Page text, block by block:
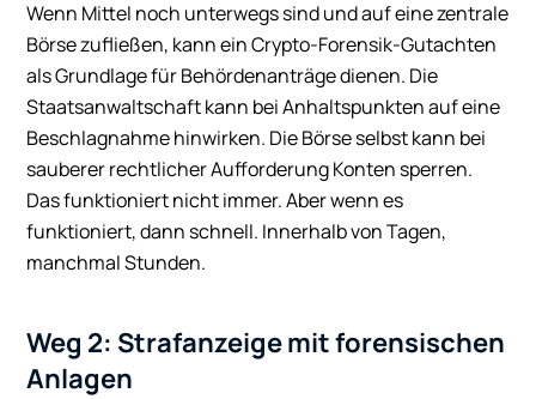
Wenn Mittel noch unterwegs sind und auf eine zentrale
Börse zufließen, kann ein Crypto-Forensik-Gutachten
als Grundlage für Behördenanträge dienen. Die
Staatsanwaltschaft kann bei Anhaltspunkten auf eine
Beschlagnahme hinwirken. Die Börse selbst kann bei
sauberer rechtlicher Aufforderung Konten sperren.
Das funktioniert nicht immer. Aber wenn es
funktioniert, dann schnell. Innerhalb von Tagen,
manchmal Stunden.
Weg 2: Strafanzeige mit forensischen
Anlagen